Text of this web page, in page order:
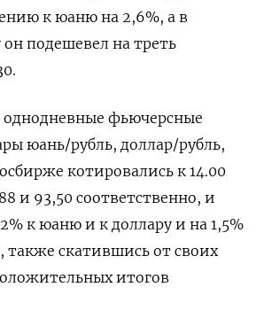
к юаню на 2,6%, а в
он подешевел на треть
однодневные фьючерсные
юань/рубль, доллар/рубль,
котировались к 14.00
и 93,50 соответственно, и
к юаню и к доллару и на 1,5%
также скатившись от своих
итогов